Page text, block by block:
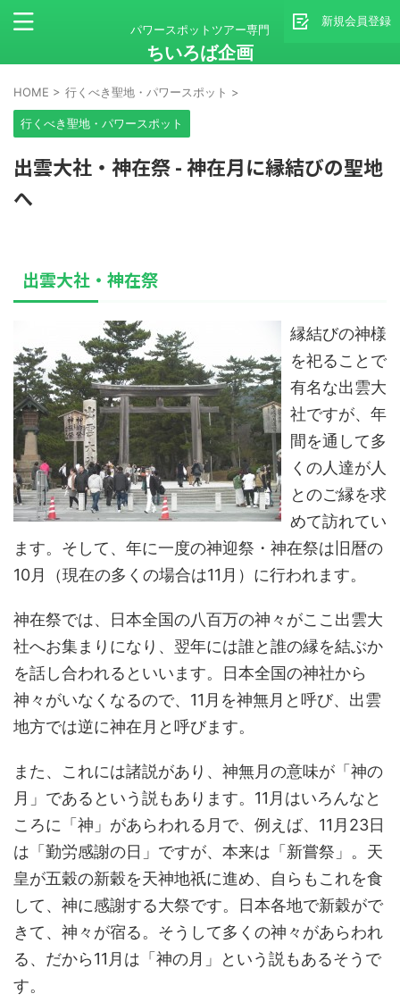
新規会員登録
パワースポットツアー専門
ちいろば企画
HOME > 行くべき聖地・パワースポット >
行くべき聖地・パワースポット
出雲大社・神在祭 - 神在月に縁結びの聖地
へ
出雲大社・神在祭
縁結びの神様
を祀ることで
有名な出雲大
社ですが、年
間を通して多
くの人達が人
とのご縁を求
めて訪れてい
ます。そして、年に一度の神迎祭・神在祭は旧暦の
10月（現在の多くの場合は11月）に行われます。
神在祭では、日本全国の八百万の神々がここ出雲大
社へお集まりになり、翌年には誰と誰の縁を結ぶか
を話し合われるといいます。日本全国の神社から
神々がいなくなるので、11月を神無月と呼び、出雲
地方では逆に神在月と呼びます。
また、これには諸説があり、神無月の意味が「神の
月」であるという説もあります。11月はいろんなと
ころに「神」があらわれる月で、例えば、11月23日
は「勤労感謝の日」ですが、本来は「新嘗祭」。天
皇が五穀の新穀を天神地祇に進め、自らもこれを食
して、神に感謝する大祭です。日本各地で新穀がで
きて、神々が宿る。そうして多くの神々があらわれ
る、だから11月は「神の月」という説もあるそうで
す。